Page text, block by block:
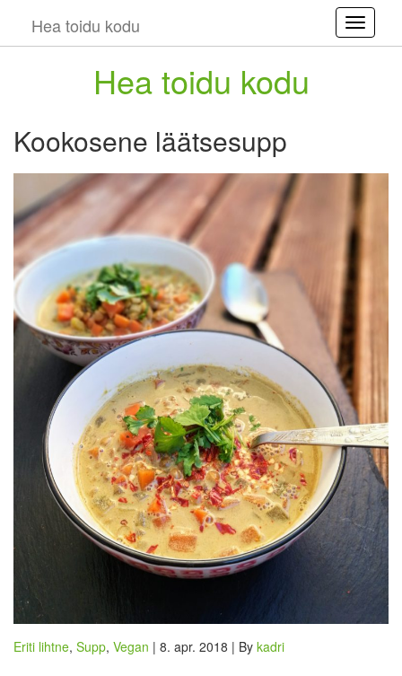
Hea toidu kodu
Hea toidu kodu
Kookosene läätsesupp
Eriti lihtne, Supp, Vegan | 8. apr. 2018 | By kadri